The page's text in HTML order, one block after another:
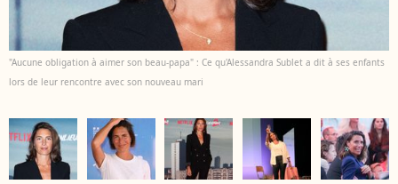
"Aucune obligation à aimer son beau-papa" : Ce qu'Alessandra Sublet a dit à ses enfants
lors de leur rencontre avec son nouveau mari